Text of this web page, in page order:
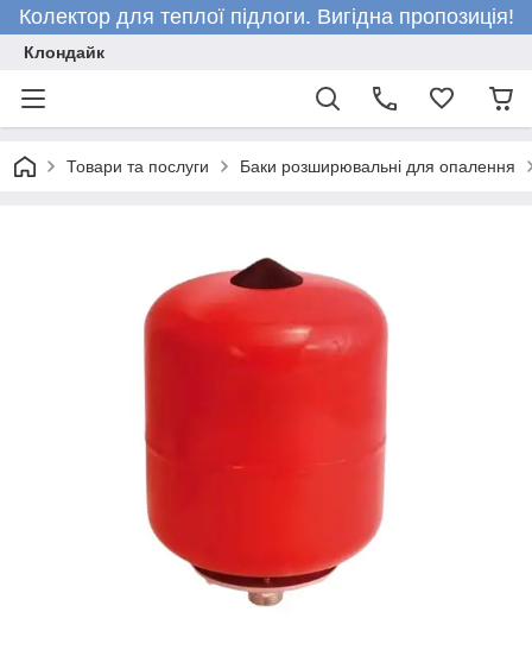
Колектор для теплої підлоги. Вигідна пропозиція!
Клондайк
Товари та послуги Баки розширювальні для опалення